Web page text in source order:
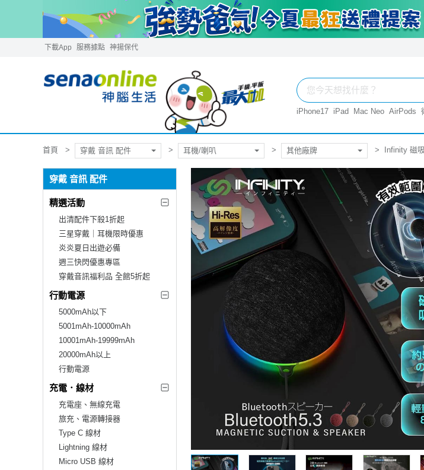
下載App 服務據點 神揚保代
iPhone17 iPad Mac Neo AirPods
首頁 穿戴 音訊 配件 耳機/喇叭 其他廠牌 Infinity 磁
穿戴 音訊 配件
精選活動
出清配件下殺1折起
三星穿戴｜耳機限時優惠
炎炎夏日出遊必備
週三快閃優惠專區
穿戴音訊福利品 全館5折起
行動電源
5000mAh以下
5001mAh-10000mAh
10001mAh-19999mAh
20000mAh以上
行動電源
充電．線材
充電座、無線充電
旅充、電源轉接器
Type C 線材
Lightning 線材
Micro USB 線材